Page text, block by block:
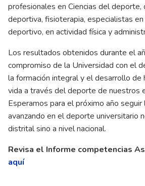
profesionales en Ciencias del deporte,
deportiva, fisioterapia, especialistas
deportivo, en actividad física y
Los resultados obtenidos durante el
compromiso de la Universidad con el
la formación integral y el desarrollo de
vida a través del deporte de nuestros
Esperamos para el próximo año seguir
avanzando en el deporte universitario
distrital sino a nivel nacional.
Revisa el Informe competencias
aquí